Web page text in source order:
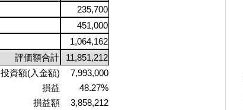
235,700
451,000
1,064,162
評価額合計
11,851,212
投資額(入金額)
7,993,000
損益
48.27%
損益額
3,858,212